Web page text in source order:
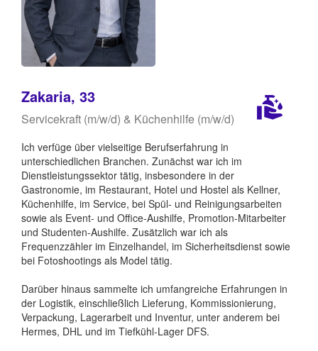
Zakaria, 33
Servicekraft (m/w/d) & Küchenhilfe (m/w/d)
Ich verfüge über vielseitige Berufserfahrung in
unterschiedlichen Branchen. Zunächst war ich im
Dienstleistungssektor tätig, insbesondere in der
Gastronomie, im Restaurant, Hotel und Hostel als Kellner,
Küchenhilfe, im Service, bei Spül- und Reinigungsarbeiten
sowie als Event- und Office-Aushilfe, Promotion-Mitarbeiter
und Studenten-Aushilfe. Zusätzlich war ich als
Frequenzzähler im Einzelhandel, im Sicherheitsdienst sowie
bei Fotoshootings als Model tätig.
Darüber hinaus sammelte ich umfangreiche Erfahrungen in
der Logistik, einschließlich Lieferung, Kommissionierung,
Verpackung, Lagerarbeit und Inventur, unter anderem bei
Hermes, DHL und im Tiefkühl-Lager DFS.